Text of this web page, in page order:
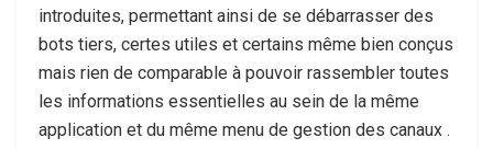
introduites, permettant ainsi de se débarrasser des
bots tiers, certes utiles et certains même bien conçus
mais rien de comparable à pouvoir rassembler toutes
les informations essentielles au sein de la même
application et du même menu de gestion des canaux .